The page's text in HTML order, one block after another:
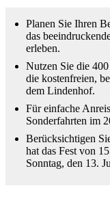
Planen Sie Ihren
das
erleben.
Nutzen Sie die
die kostenfreien,
dem Lindenhof.
Für einfache
Sonderfahrten im
Berücksichtigen
hat das Fest von
Sonntag, den 13.